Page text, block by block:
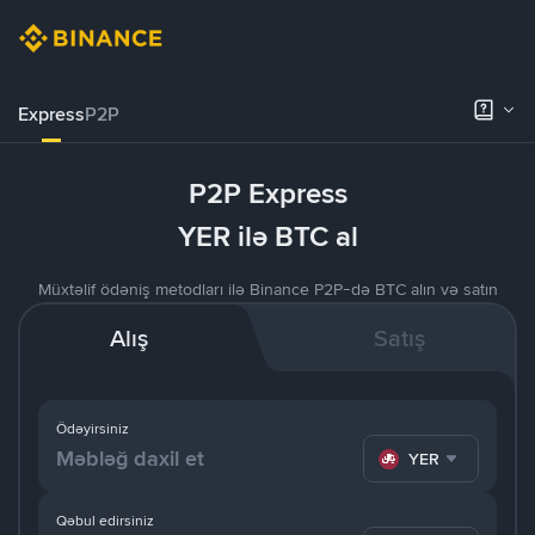
ExpressP2P
P2P Express
YER ilə BTC al
Müxtəlif ödəniş metodları ilə Binance P2P-də BTC alın və satın
Alış Satış
Ödəyirsiniz
YER
Qəbul edirsiniz